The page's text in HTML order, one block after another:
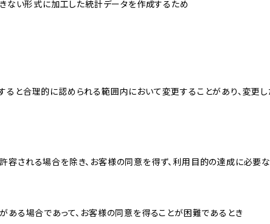
きない形式に加工した統計データを作成するため
ると合理的に認められる範囲内において変更することがあり、変更
容される場合を除き、お客様の同意を得ず、利用目的の達成に必要
ある場合であって、お客様の同意を得ることが困難であるとき